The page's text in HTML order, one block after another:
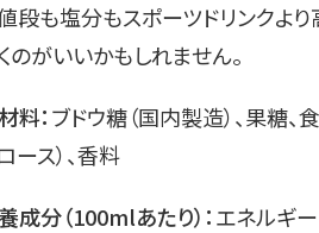
段も塩分もスポーツドリンクより
のがいいかもしれません。
料：ブドウ糖（国内製造）、果糖、
ース）、香料
成分（100mlあたり）：エネルギ